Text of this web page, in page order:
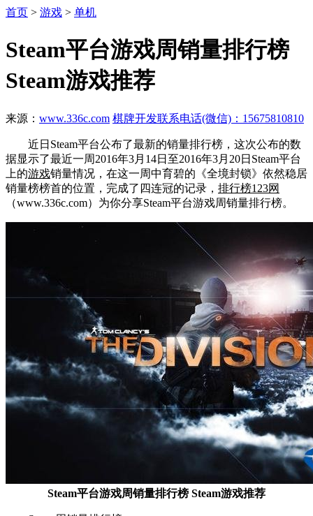
首页 > 游戏 > 单机
Steam平台游戏周销量排行榜
Steam游戏推荐
来源： www.336c.com 棋牌开发联系电话(微信)：15675810810
近日Steam平台公布了最新的销量排行榜，这次公布的数
据显示了最近一周2016年3月14日至2016年3月20日Steam平台
上的游戏销量情况，在这一周中育碧的《全境封锁》依然稳居
销量榜榜首的位置，完成了四连冠的记录， 排行榜123网
（www.336c.com）为你分享Steam平台游戏周销量排行榜。
Steam平台游戏周销量排行榜 Steam游戏推荐